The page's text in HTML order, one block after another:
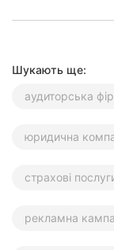
Шукають ще:
аудиторська
юридична
страхові
рекламна